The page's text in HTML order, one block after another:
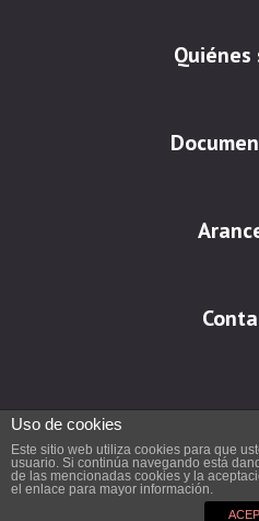
Quiénes
Uso de cookies
Este sitio web utiliza cookies para que
usuario. Si continúa navegando está
de las mencionadas cookies y la
el enlace para mayor información.